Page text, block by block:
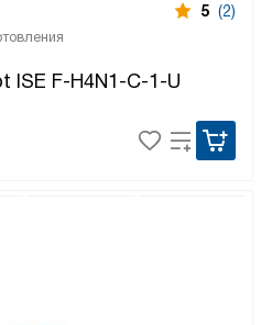
ISE F-H4N1-C-1-U
5 (2)